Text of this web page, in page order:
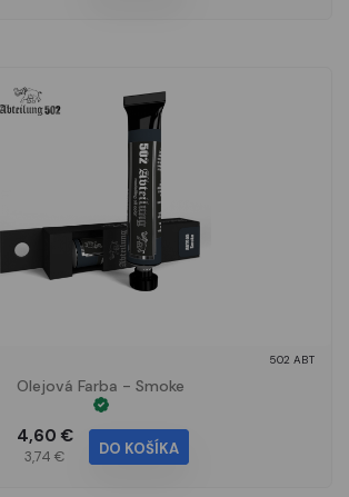
502 ABT
Olejová Farba - Smoke
4,60 €
3,74 € DO KOŠÍKA